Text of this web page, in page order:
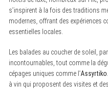
s’inspirent à la fois des traditions
modernes, offrant des expériences
essentielles locales.
Les balades au coucher de soleil,
incontournables, tout comme la
cépages uniques comme l’Assyrtiko
à vin qui proposent des visites et